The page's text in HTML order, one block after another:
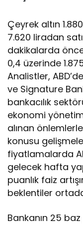
Çeyrek altın
7.620 liradan
dakikalarda
0,4 üzerinde
Analistler,
ve Signature
bankacılık
ekonomi
alınan
konusu
fiyatlamalarda
gelecek hafta
puanlık faiz
beklentiler
Bankanın 25